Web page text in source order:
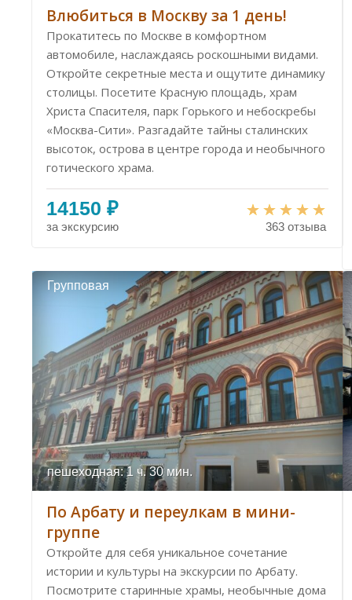
Влюбиться в Москву за 1 день!
Прокатитесь по Москве в комфортном
автомобиле, наслаждаясь роскошными видами.
Откройте секретные места и ощутите динамику
столицы. Посетите Красную площадь, храм
Христа Спасителя, парк Горького и небоскребы
«Москва-Сити». Разгадайте тайны сталинских
высоток, острова в центре города и необычного
готического храма.
14150 ₽
за экскурсию 363 отзыва
Групповая
пешеходная: 1 ч. 30 мин.
По Арбату и переулкам в мини-
группе
Откройте для себя уникальное сочетание
истории и культуры на экскурсии по Арбату.
Посмотрите старинные храмы, необычные дома